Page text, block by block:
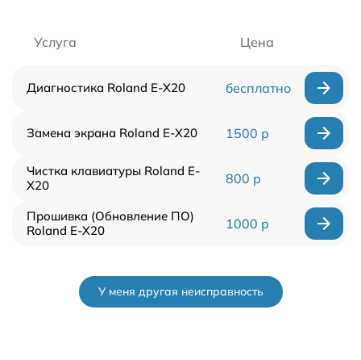
Услуга Цена
Диагностика Roland E-X20 бесплатно
Замена экрана Roland E-X20 1500 р
Чистка клавиатуры Roland E-
X20
800 р
Прошивка (Обновление ПО)
Roland E-X20
1000 р
У меня другая неисправность